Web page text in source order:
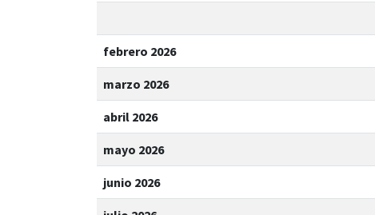
febrero 2026
marzo 2026
abril 2026
mayo 2026
junio 2026